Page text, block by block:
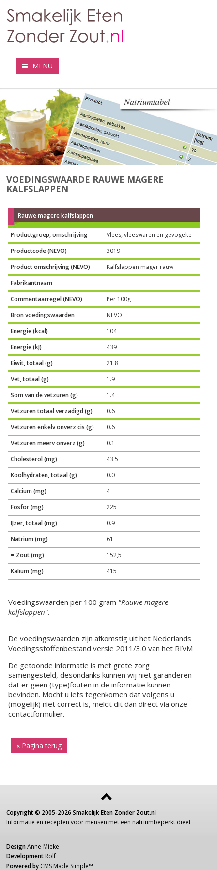
MENU
VOEDINGSWAARDE RAUWE MAGERE
KALFSLAPPEN
Rauwe magere kalfslappen
Productgroep, omschrijving
Vlees, vleeswaren en gevogelte
Productcode (NEVO)
3019
Product omschrijving (NEVO)
Kalfslappen mager rauw
Fabrikantnaam
Commentaarregel (NEVO)
Per 100g
Bron voedingswaarden
NEVO
Energie (kcal)
104
Energie (kJ)
439
Eiwit, totaal (g)
21.8
Vet, totaal (g)
1.9
Som van de vetzuren (g)
1.4
Vetzuren totaal verzadigd (g)
0.6
Vetzuren enkelv onverz cis (g)
0.6
Vetzuren meerv onverz (g)
0.1
Cholesterol (mg)
43.5
Koolhydraten, totaal (g)
0.0
Calcium (mg)
4
Fosfor (mg)
225
IJzer, totaal (mg)
0.9
Natrium (mg)
61
= Zout (mg)
152,5
Kalium (mg)
415
Voedingswaarden per 100 gram "Rauwe magere
kalfslappen".
De voedingswaarden zijn afkomstig uit het Nederlands
Voedingsstoffenbestand versie 2011/3.0 van het RIVM
De getoonde informatie is met grote zorg
samengesteld, desondanks kunnen wij niet garanderen
dat er geen (type)fouten in de informatie kunnen
bevinden. Mocht u iets tegenkomen dat volgens u
(mogelijk) niet correct is, meldt dit dan direct via onze
contactformulier.
« Pagina terug
Copyright © 2005-2026 Smakelijk Eten Zonder Zout.nl
Informatie en recepten voor mensen met een natriumbeperkt dieet
Design Anne-Mieke
Development Rolf
Powered by CMS Made Simple™